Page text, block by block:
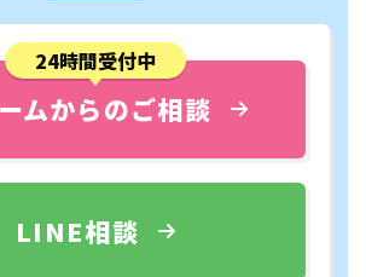
24時間受付中
ムからのご相談
LINE相談